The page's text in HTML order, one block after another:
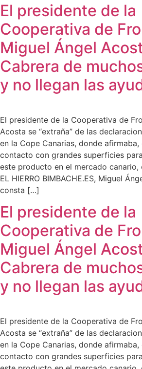
El presidente de la
Cooperativa de
Miguel Ángel
Cabrera de
y no llegan las
El presidente de la Cooperativa de
Acosta se “extraña” de las
en la Cope Canarias, donde
contacto con grandes superficies
este producto en el mercado canario,
EL HIERRO BIMBACHE.ES, Miguel
consta […]
El presidente de la
Cooperativa de
Miguel Ángel
Cabrera de
y no llegan las
El presidente de la Cooperativa de
Acosta se “extraña” de las
en la Cope Canarias, donde
contacto con grandes superficies